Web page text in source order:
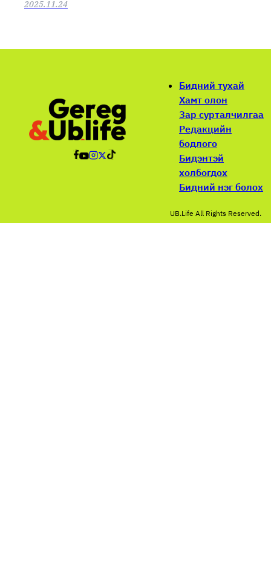
2025.11.24
Бидний тухай
Хамт олон
Зар сурталчилгаа
Редакцийн
бодлого
Бидэнтэй
холбогдох
Бидний нэг болох
UB.Life All Rights Reserved.